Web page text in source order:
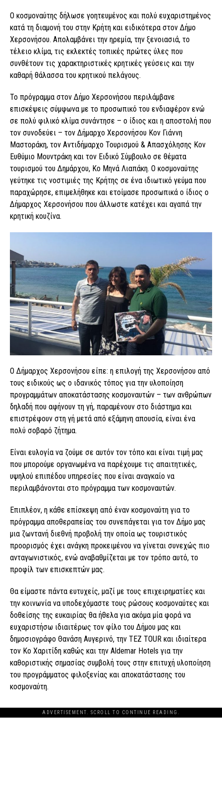
Ο κοσμοναύτης δήλωσε γοητευμένος και πολύ ευχαριστημένος
κατά τη διαμονή του στην Κρήτη και ειδικότερα στον Δήμο
Χερσονήσου. Απολαμβάνει την ηρεμία, την ξενοιασιά, το
τέλειο κλίμα, τις εκλεκτές τοπικές πρώτες ύλες που
συνθέτουν τις χαρακτηριστικές κρητικές γεύσεις και την
καθαρή θάλασσα του κρητικού πελάγους.
Το πρόγραμμα στον Δήμο Χερσονήσου περιλάμβανε
επισκέψεις σύμφωνα με το προσωπικό του ενδιαφέρον ενώ
σε πολύ φιλικό κλίμα συνάντησε – ο ίδιος και η αποστολή που
τον συνοδεύει – τον Δήμαρχο Χερσονήσου Κον Γιάννη
Μαστοράκη, τον Αντιδήμαρχο Τουρισμού & Απασχόλησης Κον
Ευθύμιο Μουντράκη και τον Ειδικό Σύμβουλο σε θέματα
τουρισμού του Δημάρχου, Κο Μηνά Λιαπάκη. Ο κοσμοναύτης
γεύτηκε τις νοστιμιές της Κρήτης σε ένα ιδιωτικό γεύμα που
παραχώρησε, επιμελήθηκε και ετοίμασε προσωπικά ο ίδιος ο
Δήμαρχος Χερσονήσου που άλλωστε κατέχει και αγαπά την
κρητική κουζίνα.
Ο Δήμαρχος Χερσονήσου είπε: η επιλογή της Χερσονήσου από
τους ειδικούς ως ο ιδανικός τόπος για την υλοποίηση
προγραμμάτων αποκατάστασης κοσμοναυτών – των ανθρώπων
δηλαδή που αφήνουν τη γή, παραμένουν στο διάστημα και
επιστρέφουν στη γή μετά από εξάμηνη απουσία, είναι ένα
πολύ σοβαρό ζήτημα.
Είναι ευλογία να ζούμε σε αυτόν τον τόπο και είναι τιμή μας
που μπορούμε οργανωμένα να παρέχουμε τις απαιτητικές,
υψηλού επιπέδου υπηρεσίες που είναι αναγκαίο να
περιλαμβάνονται στο πρόγραμμα των κοσμοναυτών.
Επιπλέον, η κάθε επίσκεψη από έναν κοσμοναύτη για το
πρόγραμμα αποθεραπείας του συνεπάγεται για τον Δήμο μας
μια ζωντανή διεθνή προβολή την οποία ως τουριστικός
προορισμός έχει ανάγκη προκειμένου να γίνεται συνεχώς πιο
ανταγωνιστικός, ενώ αναβαθμίζεται με τον τρόπο αυτό, το
προφίλ των επισκεπτών μας.
Θα είμαστε πάντα ευτυχείς, μαζί με τους επιχειρηματίες και
την κοινωνία να υποδεχόμαστε τους ρώσους κοσμοναύτες και
δοθείσης της ευκαιρίας θα ήθελα για ακόμα μία φορά να
ευχαριστήσω ιδιαιτέρως τον φίλο του Δήμου μας και
δημοσιογράφο Θανάση Αυγερινό, την TEZ TOUR και ιδιαίτερα
τον Κο Χαριτίδη καθώς και την Aldemar Hotels για την
καθοριστικής σημασίας συμβολή τους στην επιτυχή υλοποίηση
του προγράμματος φιλοξενίας και αποκατάστασης του
κοσμοναύτη.
ADVERTISEMENT. SCROLL TO CONTINUE READING.